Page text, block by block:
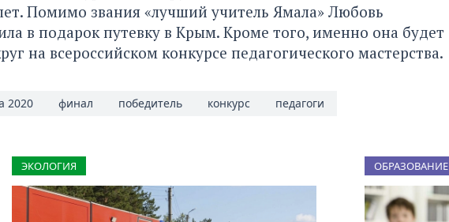
Помимо звания «лучший учитель Ямала» Любовь
в подарок путевку в Крым. Кроме того, именно она будет
на всероссийском конкурсе педагогического мастерства.
2020 финал победитель конкурс педагоги
ЭКОЛОГИЯ ОБРАЗОВАНИЕ